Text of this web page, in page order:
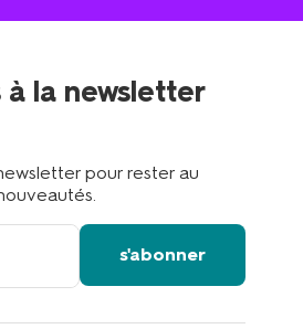
la newsletter
pour rester au
s'abonner